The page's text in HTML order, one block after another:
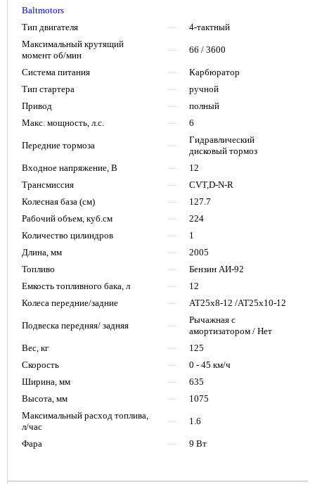
Baltmotors
Тип двигателя
—
4-тактный
Максимальный крутящий
момент об/мин
— 66 / 3600
Система питания —
Карбюратор
Тип стартера
—
ручной
Привод
—
полный
Макс. мощность, л.с.
— 6
Передние тормоза —
Гидравлический
дисковый тормоз
Входное напряжение, В
—
12
Трансмиссия
—
CVT,D-N-R
Колесная база (см)
—
127.7
Рабочий объем, куб.см
—
224
Количество цилиндров
—
1
Длина, мм
—
2005
Топливо
—
Бензин АИ-92
Емкость топливного бака, л
—
12
Колеса передние/задние
— АТ25х8-12 /АТ25х10-12
Подвеска передняя/ задняя —
Рычажная с
амортизатором / Нет
Вес, кг
—
125
Скорость
—
0 - 45 км/ч
Ширина, мм
—
635
Высота, мм
—
1075
Максимальный расход топлива,
л/час
— 1.6
Фара — 9 Вт